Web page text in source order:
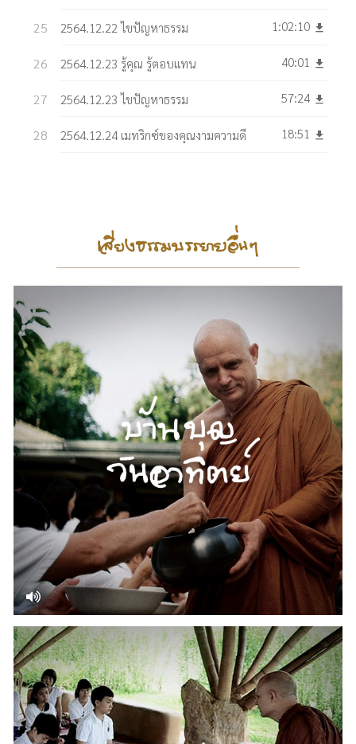
2564.12.22 ไขปัญหาธรรม 1:02:10 get_app
2564.12.23 รู้คุณ รู้ตอบแทน 40:01 get_app
2564.12.23 ไขปัญหาธรรม 57:24 get_app
2564.12.24 เมทริกซ์ของคุณงามความดี 18:51 get_app